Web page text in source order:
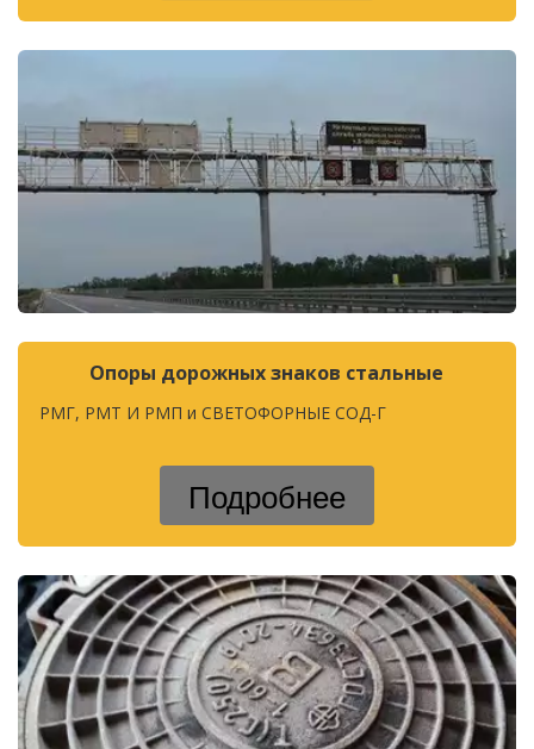
Опоры дорожных знаков стальные
РМГ, PMT И PMП и
Подробнее